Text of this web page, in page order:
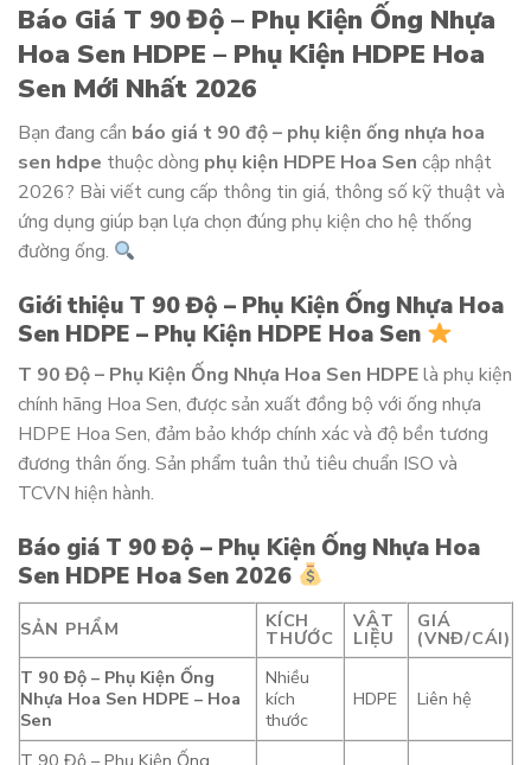
Báo Giá T 90 Độ – Phụ Kiện Ống Nhựa
Hoa Sen HDPE – Phụ Kiện HDPE Hoa
Sen Mới Nhất 2026
Bạn đang cần báo giá t 90 độ – phụ kiện ống nhựa hoa
sen hdpe thuộc dòng phụ kiện HDPE Hoa Sen cập nhật
2026? Bài viết cung cấp thông tin giá, thông số kỹ thuật và
ứng dụng giúp bạn lựa chọn đúng phụ kiện cho hệ thống
đường ống.
Giới thiệu T 90 Độ – Phụ Kiện Ống Nhựa Hoa
Sen HDPE – Phụ Kiện HDPE Hoa Sen
T 90 Độ – Phụ Kiện Ống Nhựa Hoa Sen HDPElà phụ kiện
chính hãng Hoa Sen, được sản xuất đồng bộ với ống nhựa
HDPE Hoa Sen, đảm bảo khớp chính xác và độ bền tương
đương thân ống. Sản phẩm tuân thủ tiêu chuẩn ISO và
TCVN hiện hành.
Báo giá T 90 Độ – Phụ Kiện Ống Nhựa Hoa
Sen HDPE Hoa Sen 2026
SẢN PHẨM KÍCH
THƯỚC
VẬT
LIỆU
GIÁ
(VNĐ/CÁI)
T 90 Độ – Phụ Kiện Ống
Nhựa Hoa Sen HDPE – Hoa
Sen
Nhiều
kích
thước
HDPE Liên hệ